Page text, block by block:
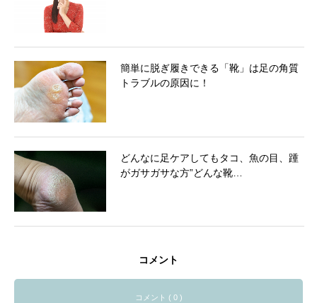
簡単に脱ぎ履きできる「靴」は足の角質
トラブルの原因に！
どんなに足ケアしてもタコ、魚の目、踵
がガサガサな方”どんな靴…
コメント
コメント ( 0 )